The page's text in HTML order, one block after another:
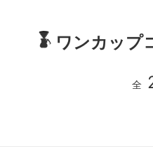
ワンカップ
全